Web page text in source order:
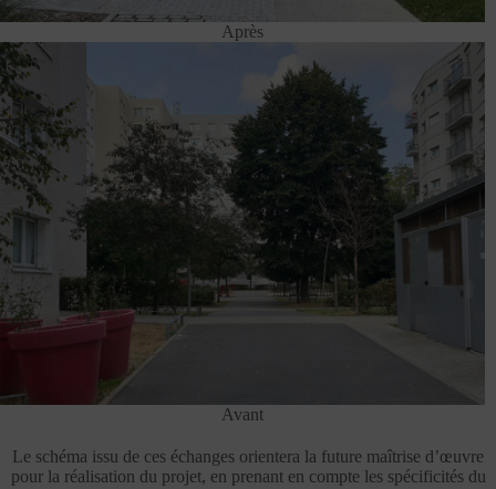
Après
Avant
Le schéma issu de ces échanges orientera la future maîtrise d’œuvre
pour la réalisation du projet, en prenant en compte les spécificités du